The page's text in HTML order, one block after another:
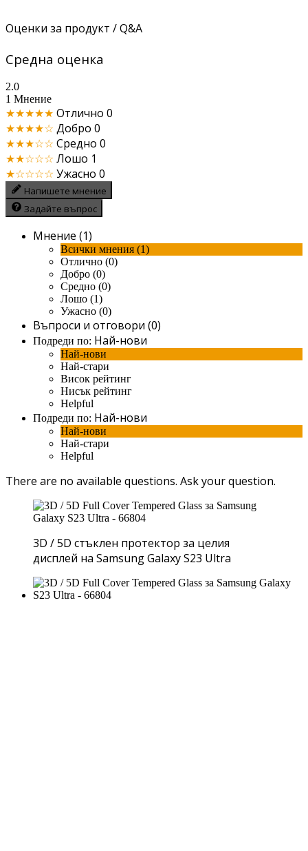
Оценки за продукт / Q&A
Средна оценка
2.0
1 Мнение
★★★★★ Отлично 0
★★★★☆ Добро 0
★★★☆☆ Средно 0
★★☆☆☆ Лошо 1
★☆☆☆☆ Ужасно 0
Напишете мнение
Задайте въпрос
Мнение (1)
Всички мнения (1)
Отлично (0)
Добро (0)
Средно (0)
Лошо (1)
Ужасно (0)
Въпроси и отговори (0)
Подреди по: Най-нови
Най-нови
Най-стари
Висок рейтинг
Нисък рейтинг
Helpful
Подреди по: Най-нови
Най-нови
Най-стари
Helpful
There are no available questions. Ask your question.
3D / 5D стъклен протектор за целия
дисплей на Samsung Galaxy S23 Ultra